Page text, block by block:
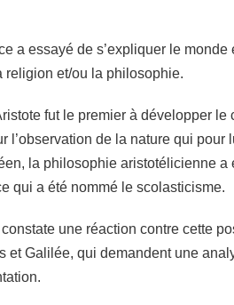
a essayé de s’expliquer le monde
religion et/ou la philosophie.
fut le premier à développer le
l’observation de la nature qui pour
la philosophie aristotélicienne a
qui a été nommé le scolasticisme.
une réaction contre cette
et Galilée, qui demandent une